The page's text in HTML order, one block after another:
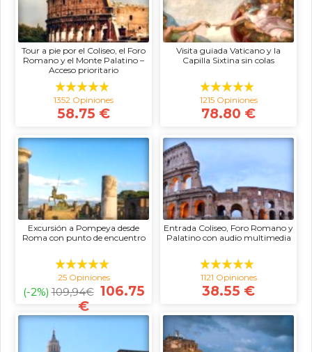
Tour a pie por el Coliseo, el Foro
Romano y el Monte Palatino –
Acceso prioritario
1352 Opiniones
58.75 €
Visita guiada Vaticano y la
Capilla Sixtina sin colas
1215 Opiniones
78.80 €
Excursión a Pompeya desde
Roma con punto de encuentro
25 Opiniones
(-2%) 109,94€ 106.75
€
Entrada Coliseo, Foro Romano y
Palatino con audio multimedia
1121 Opiniones
38.55 €